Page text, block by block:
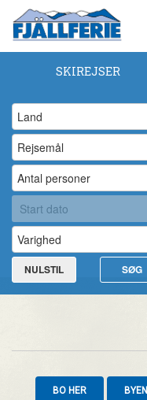
SKIREJSER
NULSTIL SØG
BO HER BYEN